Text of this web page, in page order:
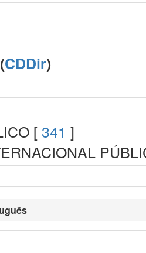
CDDir)
[ 341 ]